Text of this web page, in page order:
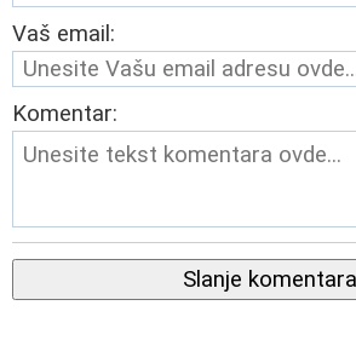
Vaš email:
Komentar:
Slanje komentara